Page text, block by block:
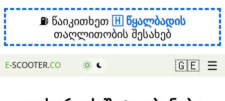
⛽ წაიკითხეთ
წყალბადის
თაღლითობის შესახებ
E-SCOOTER.CO 🇬🇪 ☰